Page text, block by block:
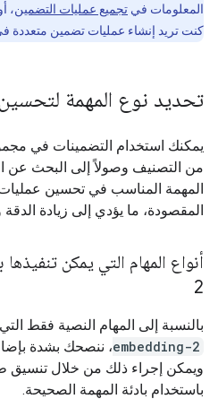
المعلومات في تجميع عمليات التضمين،
كنت تريد إنشاء عمليات تضمين متعددة
تحديد نوع المهمة لتحسين
يمكنك استخدام التضمينات في
من التصنيف وصولاً إلى البحث عن
المهمة المناسب في تحسين عمليات
المقصودة، ما يؤدي إلى زيادة
2
بالنسبة إلى المهام النصية فقط
embedding-2، ننصحك بشدة
ويمكن إجراء ذلك من خلال تنسيق
باستخدام بادئة المهمة الصحيحة.